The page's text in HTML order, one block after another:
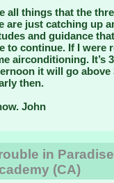
all things that the
are just catching up
and guidance
to continue. If I were
airconditioning.
it will go above
then.
John
in
(CA)